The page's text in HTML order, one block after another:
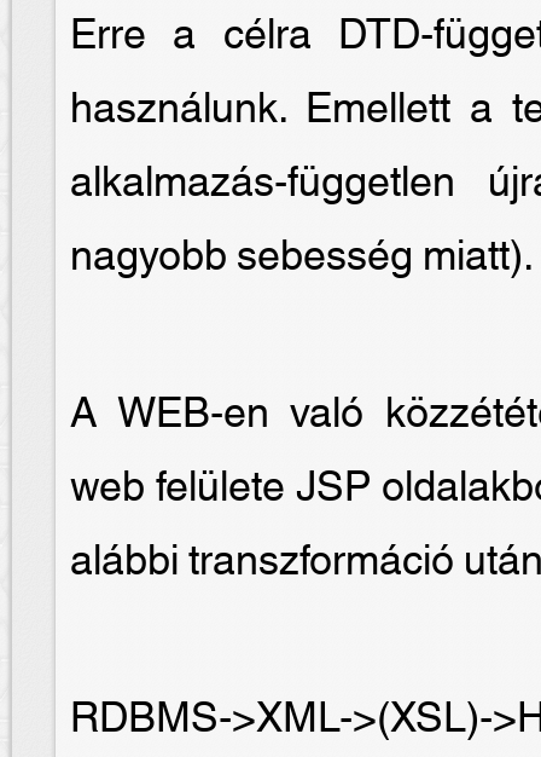
Erre a célra DTD-
használunk. Emellett a
alkalmazás-független
nagyobb sebesség miatt).
A WEB-en való
web felülete JSP
alábbi transzformáció
RDBMS->XML->(XSL)-